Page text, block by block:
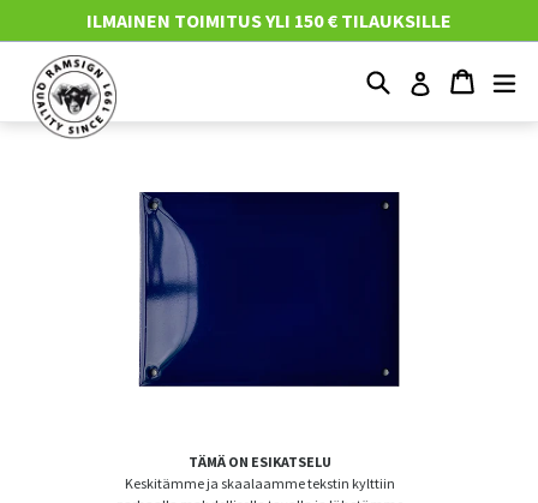
suoraan
sisältöön
ILMAINEN TOIMITUS YLI 150 € TILAUKSILLE
Etsi Kirjaudu
TÄMÄ ON ESIKATSELU
Keskitämme ja skaalaamme tekstin kylttiin